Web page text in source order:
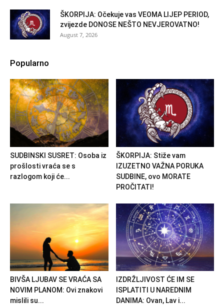
ŠKORPIJA: Očekuje vas VEOMA LIJEP PERIOD,
zvijezde DONOSE NEŠTO NEVJEROVATNO!
August 7, 2026
Popularno
SUDBINSKI SUSRET: Osoba iz
prošlosti vraća se s
razlogom koji će...
ŠKORPIJA: Stiže vam
IZUZETNO VAŽNA PORUKA
SUDBINE, ovo MORATE
PROČITATI!
BIVŠA LJUBAV SE VRAĆA SA
NOVIM PLANOM: Ovi znakovi
mislili su...
IZDRŽLJIVOST ĆE IM SE
ISPLATITI U NAREDNIM
DANIMA: Ovan, Lav i...